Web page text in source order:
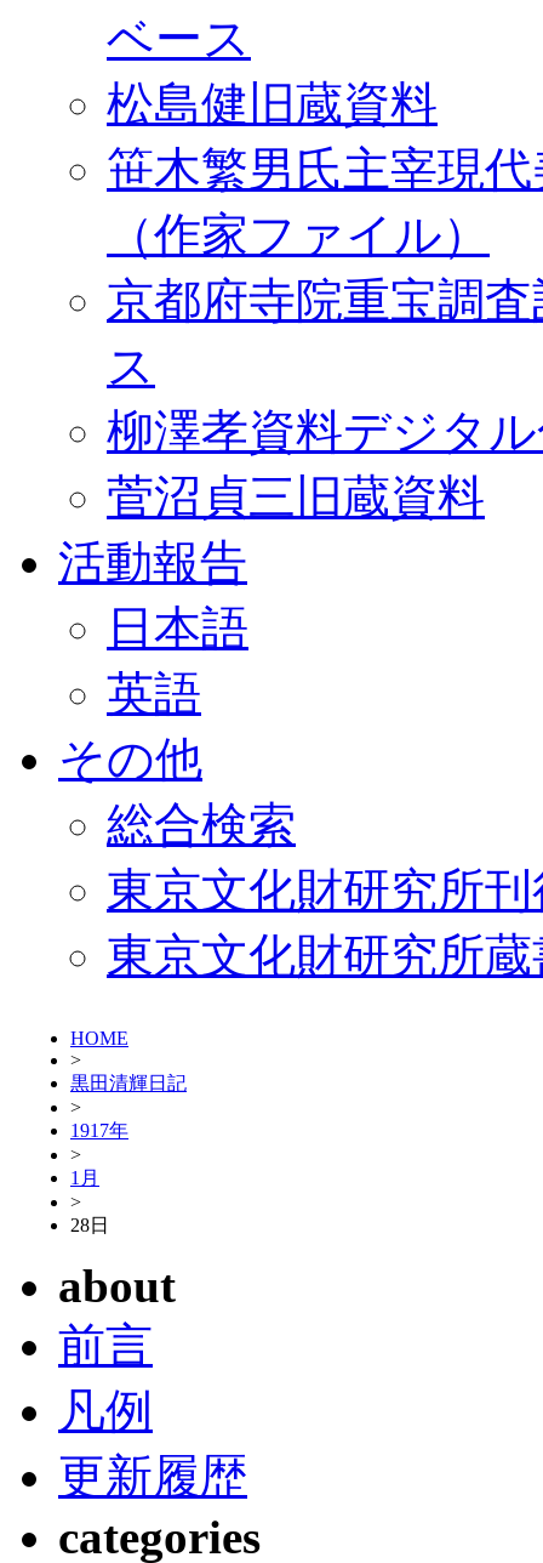
ベース
松島健旧蔵資料
笹木繁男氏主宰現
（作家ファイル）
京都府寺院重宝調
ス
柳澤孝資料デジタ
菅沼貞三旧蔵資料
活動報告
日本語
英語
その他
総合検索
東京文化財研究所
東京文化財研究所
HOME
>
黒田清輝日記
>
1917年
>
1月
>
28日
about
前言
凡例
更新履歴
categories